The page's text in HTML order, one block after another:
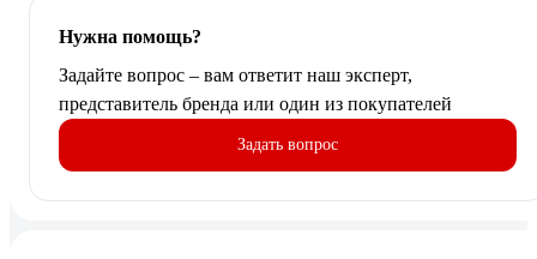
Нужна помощь?
Задайте вопрос – вам ответит наш эксперт,
представитель бренда или один из покупателей
Задать вопрос